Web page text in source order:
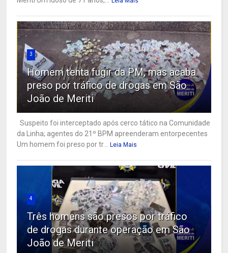
3
Homem tenta fugir da PM, mas acaba
preso por tráfico de drogas em São
João de Meriti
Suspeito foi interceptado após cerco tático na Comunidade
da Linha; agentes do 21º BPM apreenderam entorpecentes
Um homem foi preso por tr...
Leia Mais
4
Três homens são presos por tráfico
de drogas durante operação em São
João de Meriti